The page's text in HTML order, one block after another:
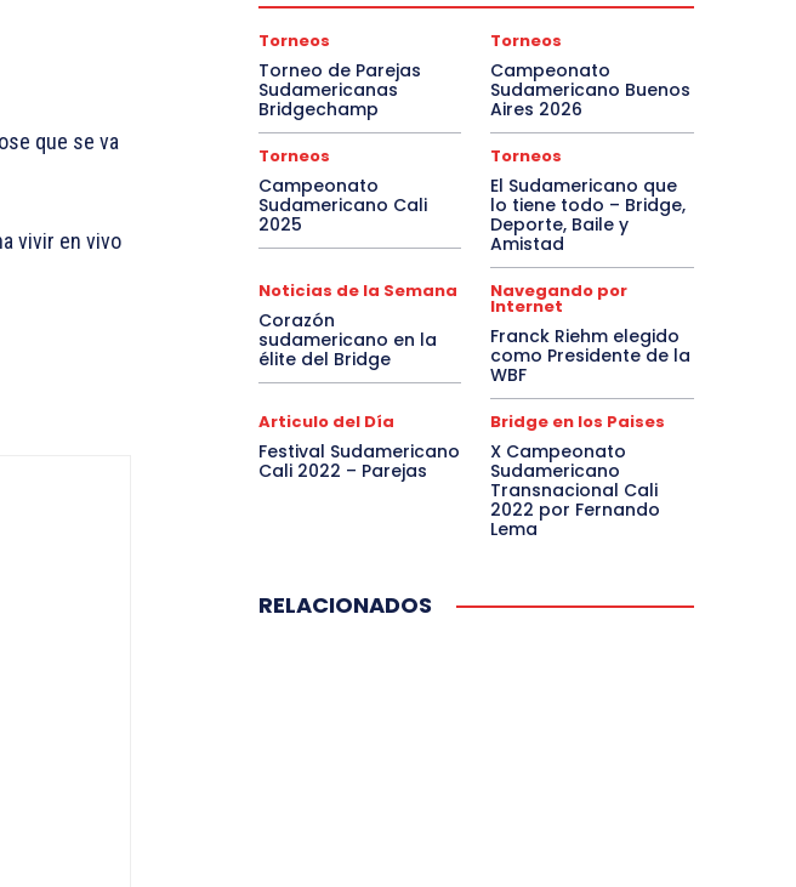
que se va
vivir en vivo
Torneos
Torneo de Parejas
Sudamericanas
Bridgechamp
Torneos
Campeonato
Sudamericano Buenos
Aires 2026
Torneos
Campeonato
Sudamericano Cali
2025
Torneos
El Sudamericano que
lo tiene todo – Bridge,
Deporte, Baile y
Amistad
Noticias de la Semana
Corazón
sudamericano en la
élite del Bridge
Navegando por
Internet
Franck Riehm elegido
como Presidente de la
WBF
Articulo del Día
Festival Sudamericano
Cali 2022 – Parejas
Bridge en los Paises
X Campeonato
Sudamericano
Transnacional Cali
2022 por Fernando
Lema
RELACIONADOS